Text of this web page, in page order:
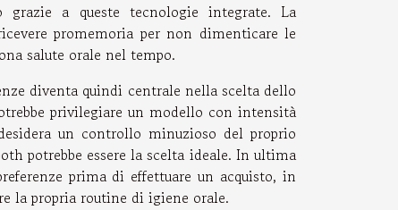
grazie a queste tecnologie integrate. La
promemoria per non dimenticare le
salute orale nel tempo.
diventa quindi centrale nella scelta dello
privilegiare un modello con intensità
un controllo minuzioso del proprio
potrebbe essere la scelta ideale. In ultima
prima di effettuare un acquisto, in
la propria routine di igiene orale.